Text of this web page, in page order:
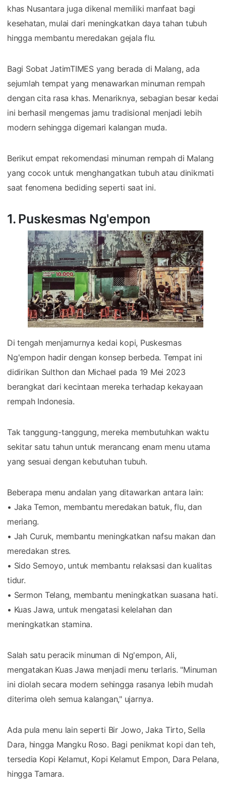
khas Nusantara juga dikenal memiliki manfaat bagi
kesehatan, mulai dari meningkatkan daya tahan tubuh
hingga membantu meredakan gejala flu.
Bagi Sobat JatimTIMES yang berada di Malang, ada
sejumlah tempat yang menawarkan minuman rempah
dengan cita rasa khas. Menariknya, sebagian besar kedai
ini berhasil mengemas jamu tradisional menjadi lebih
modern sehingga digemari kalangan muda.
Berikut empat rekomendasi minuman rempah di Malang
yang cocok untuk menghangatkan tubuh atau dinikmati
saat fenomena bediding seperti saat ini.
1. Puskesmas Ng'empon
Di tengah menjamurnya kedai kopi, Puskesmas
Ng'empon hadir dengan konsep berbeda. Tempat ini
didirikan Sulthon dan Michael pada 19 Mei 2023
berangkat dari kecintaan mereka terhadap kekayaan
rempah Indonesia.
Tak tanggung-tanggung, mereka membutuhkan waktu
sekitar satu tahun untuk merancang enam menu utama
yang sesuai dengan kebutuhan tubuh.
Beberapa menu andalan yang ditawarkan antara lain:
• Jaka Temon, membantu meredakan batuk, flu, dan
meriang.
• Jah Curuk, membantu meningkatkan nafsu makan dan
meredakan stres.
• Sido Semoyo, untuk membantu relaksasi dan kualitas
tidur.
• Sermon Telang, membantu meningkatkan suasana hati.
• Kuas Jawa, untuk mengatasi kelelahan dan
meningkatkan stamina.
Salah satu peracik minuman di Ng'empon, Ali,
mengatakan Kuas Jawa menjadi menu terlaris. "Minuman
ini diolah secara modern sehingga rasanya lebih mudah
diterima oleh semua kalangan," ujarnya.
Ada pula menu lain seperti Bir Jowo, Jaka Tirto, Sella
Dara, hingga Mangku Roso. Bagi penikmat kopi dan teh,
tersedia Kopi Kelamut, Kopi Kelamut Empon, Dara Pelana,
hingga Tamara.